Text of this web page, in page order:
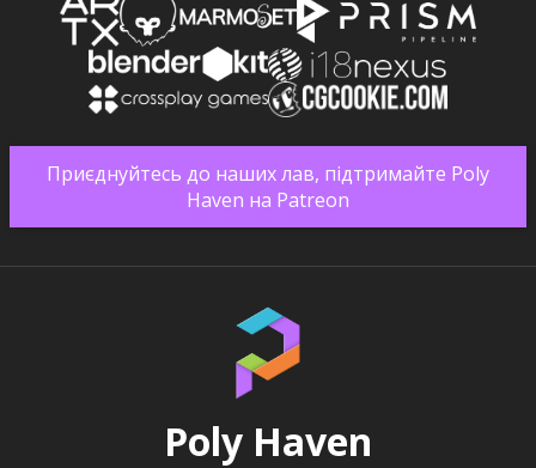
Приєднуйтесь до наших лав, підтримайте Poly
Haven на Patreon
Poly Haven